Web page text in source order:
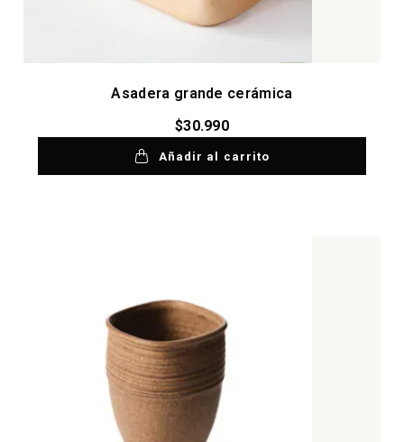
Asadera grande cerámica
$30.990
Añadir al carrito